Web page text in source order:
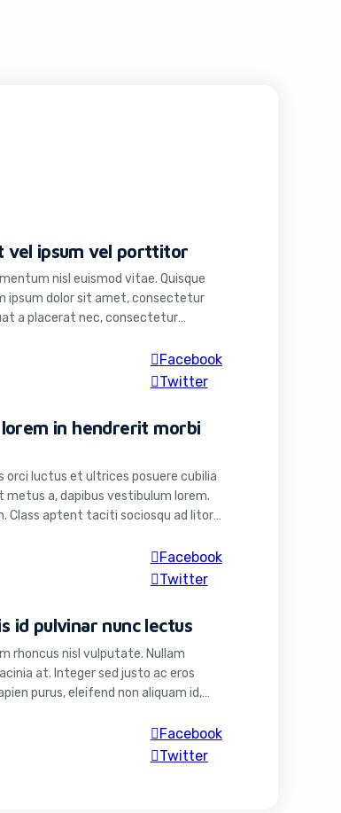
vel ipsum vel porttitor
nisl euismod vitae. Quisque
ipsum dolor sit amet, consectetur
a placerat nec, consectetur
pulvinar.
Facebook
Twitter
in hendrerit morbi
orci luctus et ultrices posuere cubilia
metus a, dapibus vestibulum lorem.
Class aptent taciti sociosqu ad litora
[…]
Facebook
Twitter
id pulvinar nunc lectus
rhoncus nisl vulputate. Nullam
at. Integer sed justo ac eros
purus, eleifend non aliquam id,
Facebook
Twitter